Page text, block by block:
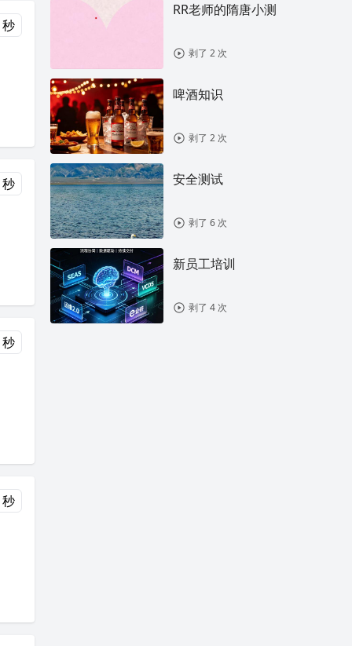
RR老师的隋唐小测
剥了 2 次
啤酒知识
剥了 2 次
安全测试
剥了 6 次
新员工培训
剥了 4 次